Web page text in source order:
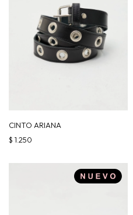
CINTO ARIANA
$ 1.250